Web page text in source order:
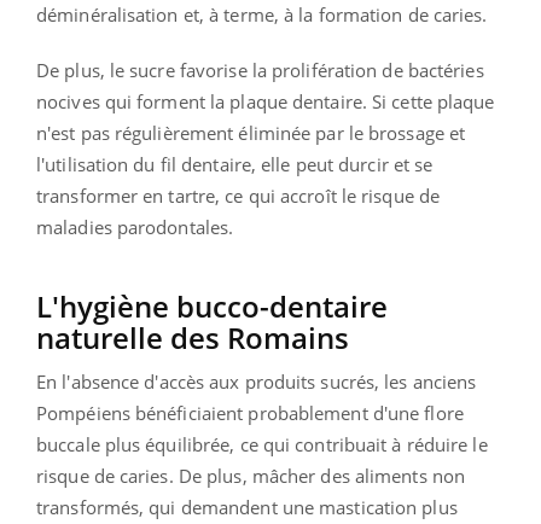
déminéralisation et, à terme, à la formation de caries.
De plus, le sucre favorise la prolifération de bactéries
nocives qui forment la plaque dentaire. Si cette plaque
n'est pas régulièrement éliminée par le brossage et
l'utilisation du fil dentaire, elle peut durcir et se
transformer en tartre, ce qui accroît le risque de
maladies parodontales.
L'hygiène bucco-dentaire
naturelle des Romains
En l'absence d'accès aux produits sucrés, les anciens
Pompéiens bénéficiaient probablement d'une flore
buccale plus équilibrée, ce qui contribuait à réduire le
risque de caries. De plus, mâcher des aliments non
transformés, qui demandent une mastication plus